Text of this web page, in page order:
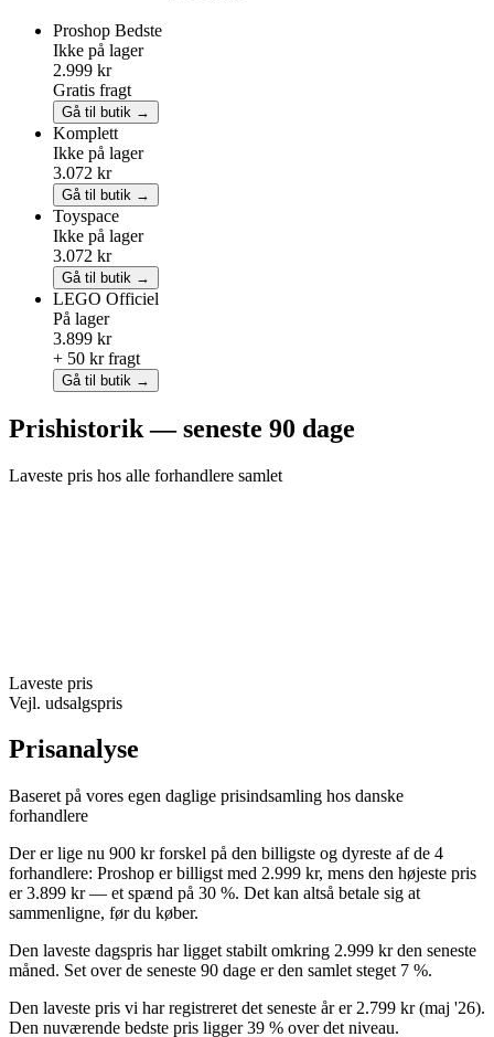
Proshop Bedste
Ikke på lager
2.999 kr
Gratis fragt
Gå til butik →
Komplett
Ikke på lager
3.072 kr
Gå til butik →
Toyspace
Ikke på lager
3.072 kr
Gå til butik →
LEGO Officiel
På lager
3.899 kr
+ 50 kr fragt
Gå til butik →
Prishistorik — seneste 90 dage
Laveste pris hos alle forhandlere samlet
Laveste pris
Vejl. udsalgspris
Prisanalyse
Baseret på vores egen daglige prisindsamling hos danske
forhandlere
Der er lige nu 900 kr forskel på den billigste og dyreste af de 4
forhandlere: Proshop er billigst med 2.999 kr, mens den højeste pris
er 3.899 kr — et spænd på 30 %. Det kan altså betale sig at
sammenligne, før du køber.
Den laveste dagspris har ligget stabilt omkring 2.999 kr den seneste
måned. Set over de seneste 90 dage er den samlet steget 7 %.
Den laveste pris vi har registreret det seneste år er 2.799 kr (maj '26).
Den nuværende bedste pris ligger 39 % over det niveau.